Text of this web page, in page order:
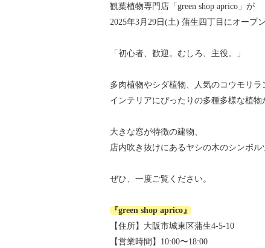
観葉植物専門店「green shop aprico」が
2025年3月29日(土) 蒲生四丁目にオープ
「初心者、歓迎。むしろ、主役。」
多肉植物やシダ植物、人気のコウモリラ
インテリアにぴったりの多種多様な植物
大きな窓が特徴の建物、
店内吹き抜けにあるヤシの木のシンボル
ぜひ、一度ご覧ください。
『green shop aprico』
【住所】大阪市城東区蒲生4-5-10
【営業時間】10:00〜18:00